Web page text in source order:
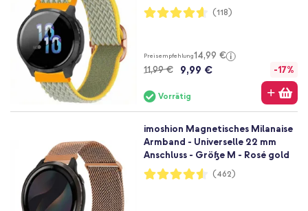
Bewertung:
92%
(118)
Preisempfehlung14,99 €
11,99 €
9,99 € -17%
Vorrätig
imoshion Magnetisches Milanaise
Armband - Universelle 22 mm
Anschluss - Größe M - Rosé gold
Bewertung:
(462)